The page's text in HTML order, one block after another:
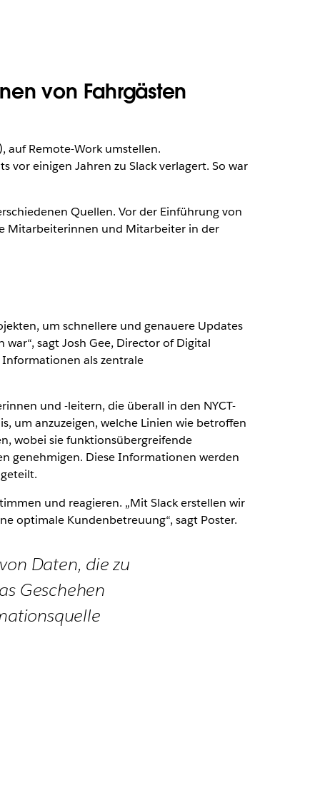
von Fahrgästen
auf Remote-Work umstellen.
einigen Jahren zu Slack verlagert. So war
Quellen. Vor der Einführung von
Mitarbeiterinnen und Mitarbeiter in der
um schnellere und genauere Updates
sagt Josh Gee, Director of Digital
Informationen als zentrale
und -leitern, die überall in den NYCT-
um anzuzeigen, welche Linien wie betroffen
wobei sie funktionsübergreifende
genehmigen. Diese Informationen werden
und reagieren. „Mit Slack erstellen wir
optimale Kundenbetreuung“, sagt Poster.
Daten, die zu
Geschehen